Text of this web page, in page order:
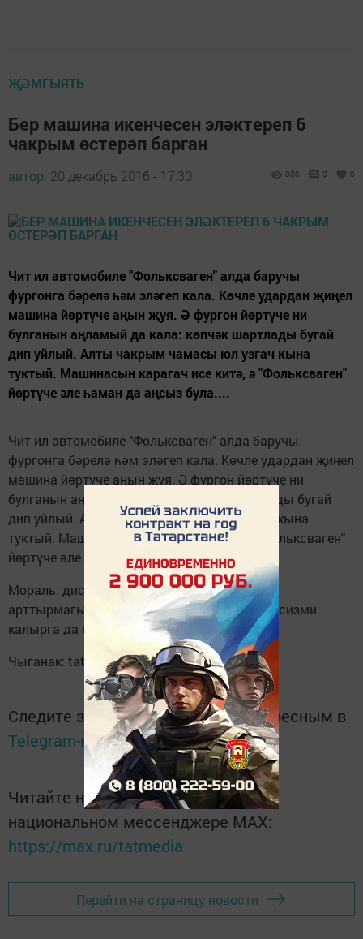
ҖӘМГЫЯТЬ
Бер машина икенчесен эләктереп 6
чакрым өстерәп барган
автор, 20 декабрь 2016 - 17:30 808 0 0
Чит ил автомобиле "Фольксваген" алда баручы
фургонга бәрелә һәм эләгеп кала. Көчле удардан җиңел
машина йөртүче аңын җуя. Ә фургон йөртүче ни
булганын аңламый да кала: көпчәк шартлады бугай
дип уйлый. Алты чакрым чамасы юл узгач кына
туктый. Машинасын карагач исе китә, ә "Фольксваген"
йөртүче әле һаман да аңсыз була....
Чит ил автомобиле "Фольксваген" алда баручы
фургонга бәрелә һәм эләгеп кала. Көчле удардан җиңел
машина йөртүче аңын җуя. Ә фургон йөртүче ни
булганын аңламый да кала: көпчәк шартлады бугай
дип уйлый. Алты чакрым чамасы юл узгач кына
туктый. Машинасын карагач исе китә, ә "Фольксваген"
йөртүче әле һаман да аңсыз була.
Мораль: дистанцияне саклагыз, тизлекне
арттырмагыз! (Алты чакрым өстерәүләрен сизми
калырга да мөмкин).
Чыганак: tatpressa.ru
Следите за самым важным и интересным в
Telegram-каналеТатмедиа
Читайте новости Татарстана в
национальном мессенджере MАХ:
https://max.ru/tatmedia
Перейти на страницу новости